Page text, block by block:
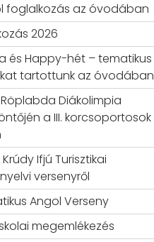
foglalkozás az óvodában
2026
és Happy-hét – tematikus
tartottunk az óvodában
Diákolimpia
a III. korcsoportosok
Ifjú Turisztikai
versenyről
Angol Verseny
megemlékezés